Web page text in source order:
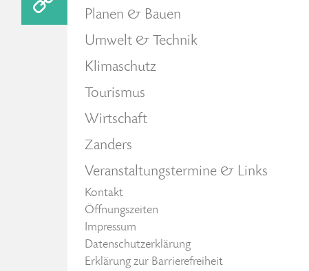
Planen & Bauen
Umwelt & Technik
Klimaschutz
Tourismus
Wirtschaft
Zanders
Veranstaltungstermine & Links
Kontakt
Öffnungszeiten
Impressum
Datenschutzerklärung
Erklärung zur Barrierefreiheit